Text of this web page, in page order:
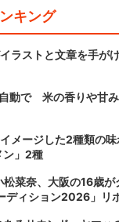
キング
ラストと文章を手が
動で 米の香りや甘
イメージした2種類の
ン」2種
松菜奈、大阪の16歳
ディション2026」リ